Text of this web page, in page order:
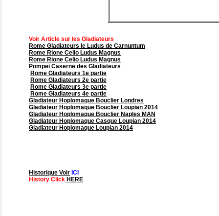
Voir Article sur les Gladiateurs
Rome Gladiateurs le Ludus de Carnuntum
Rome Rione Celio Ludus Magnus
Rome Rione Celio Ludus Magnus
Pompei Caserne des Gladiateurs
Rome Gladiateurs 1e partie
Rome Gladiateurs 2e partie
Rome Gladiateurs 3e partie
Rome Gladiateurs 4e partie
Gladiateur Hoplomaque Bouclier Londres
Gladiateur Hoplomaque Bouclier Loupian 2014
Gladiateur Hoplomaque Bouclier Naples MAN
Gladiateur Hoplomaque Casque Loupian 2014
Gladiateur Hoplomaque Loupian 2014
Historique Voir ICI
History Click HERE